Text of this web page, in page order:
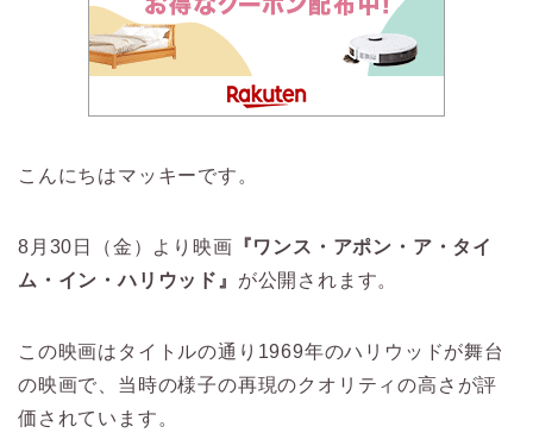
こんにちはマッキーです。
8月30日（金）より映画 『ワンス・アポン・ア・タイ
ム・イン・ハリウッド』 が公開されます。
この映画はタイトルの通り1969年のハリウッドが舞台
の映画で、当時の様子の再現のクオリティの高さが評
価されています。